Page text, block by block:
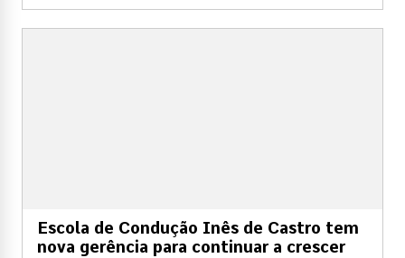
Escola de Condução Inês de Castro tem
nova gerência para continuar a crescer